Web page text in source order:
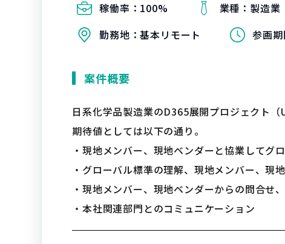
稼働率： 100% 業種： 製造業
勤務地：基本リモート 参画期
案件概要
日系化学品製造業のD365展開プロジェクト
期待値としては以下の通り。
・現地メンバー、現地ベンダーと協業してグ
・グローバル標準の理解、現地メンバー、現
・現地メンバー、現地ベンダーからの問合せ
・本社関連部門とのコミュニケーション